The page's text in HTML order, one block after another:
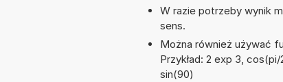
W razie potrzeby wynik
sens.
Można również używać
Przykład: 2 exp 3,
sin(90)